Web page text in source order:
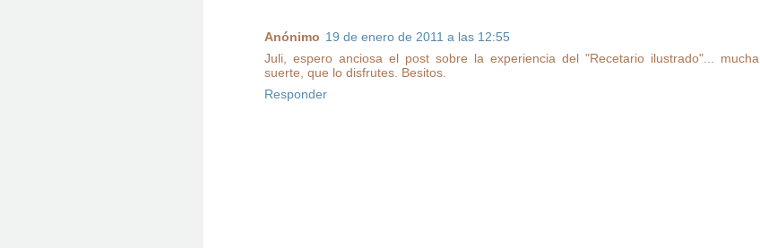
Anónimo 19 de enero de 2011 a las 12:55
Juli, espero anciosa el post sobre la experiencia del "Recetario ilustrado"... mucha
suerte, que lo disfrutes. Besitos.
Responder